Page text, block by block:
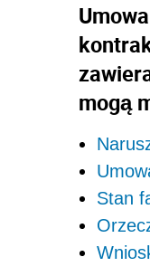
mogą
Stan